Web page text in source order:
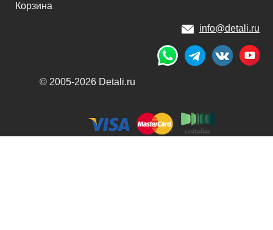
Корзина
info@detali.ru
© 2005-2026 Detali.ru